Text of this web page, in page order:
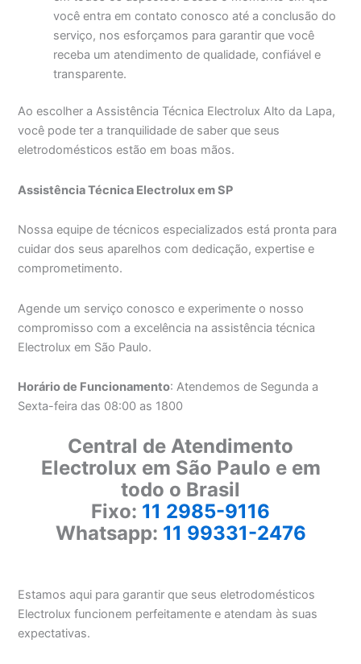
você entra em contato conosco até a conclusão do
serviço, nos esforçamos para garantir que você
receba um atendimento de qualidade, confiável e
transparente.
Ao escolher a Assistência Técnica Electrolux Alto da Lapa,
você pode ter a tranquilidade de saber que seus
eletrodomésticos estão em boas mãos.
Assistência Técnica Electrolux em SP
Nossa equipe de técnicos especializados está pronta para
cuidar dos seus aparelhos com dedicação, expertise e
comprometimento.
Agende um serviço conosco e experimente o nosso
compromisso com a excelência na assistência técnica
Electrolux em São Paulo.
Horário de Funcionamento: Atendemos de Segunda a
Sexta-feira das 08:00 as 1800
Central de Atendimento
Electrolux em São Paulo e em
todo o Brasil
Fixo: 11 2985-9116
Whatsapp: 11 99331-2476
Estamos aqui para garantir que seus eletrodomésticos
Electrolux funcionem perfeitamente e atendam às suas
expectativas.